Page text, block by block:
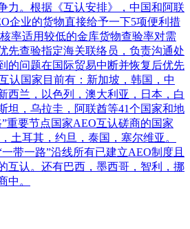
力。根据《互认安排》，中国和阿联
企业的货物直接给予一下5项便利措
率适用较低的金库货物查验率对需
先查验指定海关联络员，负责沟通处
的问题在国际贸易中断并恢复后优先
认国家目前有：新加坡，韩国，中
西兰，以色列，澳大利亚，日本，白
坦，乌拉圭，阿联酋等41个国家和地
重要节点国家AEO互认磋商的国家
土耳其，约旦，泰国，塞尔维亚。
带一路”沿线所有已建立AEO制度且
互认。还有巴西，墨西哥，智利，挪
中。